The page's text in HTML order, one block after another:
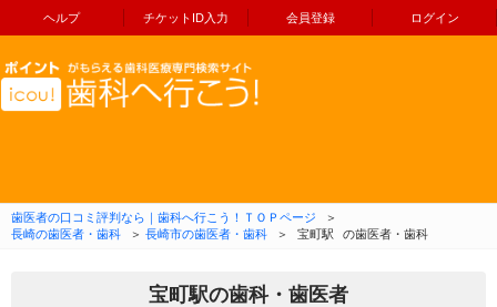
ヘルプ チケットID入力 会員登録 ログイン
コンテンツへ移動
歯医者の口コミ評判なら｜歯科へ行こう！ＴＯＰページ
＞
長崎の歯医者・歯科
＞ 長崎市の歯医者・歯科 ＞ 宝町駅 の歯医者・歯科
宝町駅の歯科・歯医者